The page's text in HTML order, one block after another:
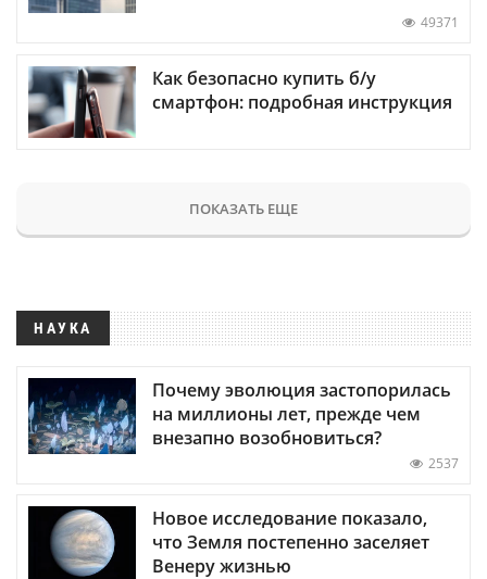
49371
Как безопасно купить б/у
смартфон: подробная инструкция
ПОКАЗАТЬ ЕЩЕ
НАУКА
Почему эволюция застопорилась
на миллионы лет, прежде чем
внезапно возобновиться?
2537
Новое исследование показало,
что Земля постепенно заселяет
Венеру жизнью